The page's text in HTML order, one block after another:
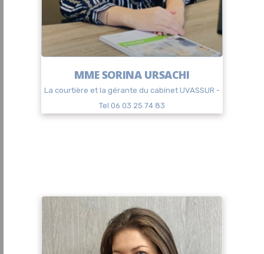
MME SORINA URSACHI
La courtière et la gérante du cabinet UVASSUR -
Tel 06 03 25 74 83